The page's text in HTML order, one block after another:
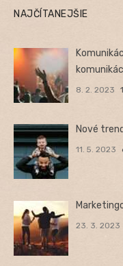
NAJČÍTANEJŠIE
8. 2. 2023
Nové
11. 5. 2023
23. 3. 2023